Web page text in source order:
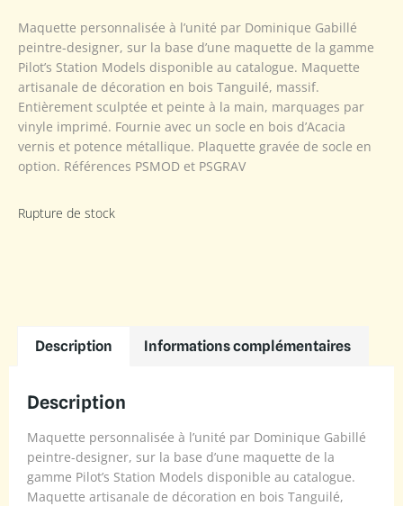
Maquette personnalisée à l’unité par Dominique Gabillé
peintre-designer, sur la base d’une maquette de la gamme
Pilot’s Station Models disponible au catalogue. Maquette
artisanale de décoration en bois Tanguilé, massif.
Entièrement sculptée et peinte à la main, marquages par
vinyle imprimé. Fournie avec un socle en bois d’Acacia
vernis et potence métallique. Plaquette gravée de socle en
option. Références PSMOD et PSGRAV
Rupture de stock
Description Informations complémentaires
Description
Maquette personnalisée à l’unité par Dominique Gabillé
peintre-designer, sur la base d’une maquette de la
gamme Pilot’s Station Models disponible au catalogue.
Maquette artisanale de décoration en bois Tanguilé,